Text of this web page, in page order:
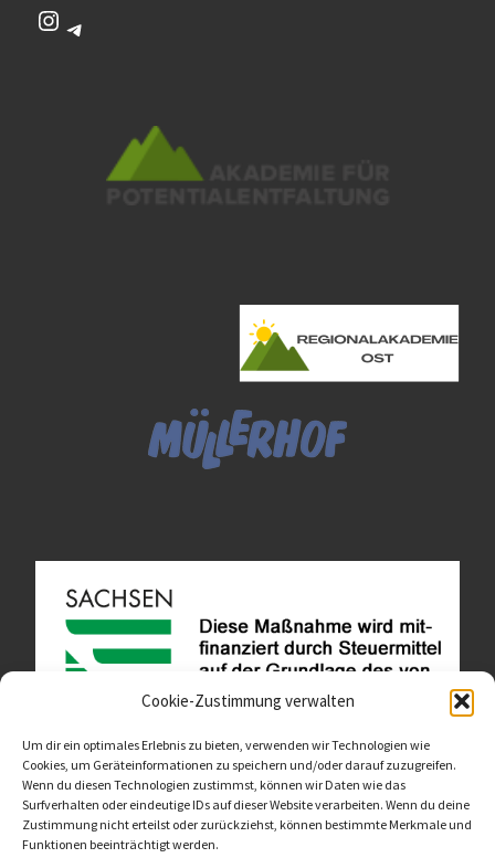
Cookie-Zustimmung verwalten
Um dir ein optimales Erlebnis zu bieten, verwenden wir Technologien wie
Cookies, um Geräteinformationen zu speichern und/oder darauf zuzugreifen.
Wenn du diesen Technologien zustimmst, können wir Daten wie das
Surfverhalten oder eindeutige IDs auf dieser Website verarbeiten. Wenn du deine
Zustimmung nicht erteilst oder zurückziehst, können bestimmte Merkmale und
Funktionen beeinträchtigt werden.
Instagram
Telegram
Diese Website ist als Teil des Projektes "Wachsen lassen
- Raum geben" entstanden.>>>